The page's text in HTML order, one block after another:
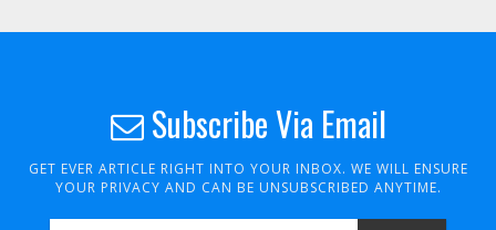
Subscribe Via Email
GET EVER ARTICLE RIGHT INTO YOUR INBOX. WE WILL ENSURE
YOUR PRIVACY AND CAN BE UNSUBSCRIBED ANYTIME.